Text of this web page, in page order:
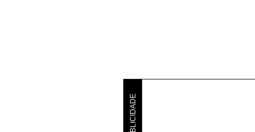
PUBLICIDADE